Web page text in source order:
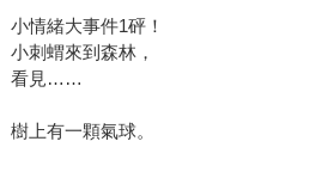
小情緒大事件1砰！
小刺蝟來到森林，
看見……
樹上有一顆氣球。